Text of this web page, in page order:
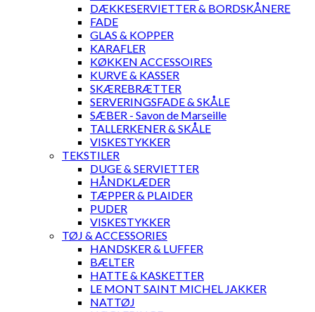
DÆKKESERVIETTER & BORDSKÅNERE
FADE
GLAS & KOPPER
KARAFLER
KØKKEN ACCESSOIRES
KURVE & KASSER
SKÆREBRÆTTER
SERVERINGSFADE & SKÅLE
SÆBER - Savon de Marseille
TALLERKENER & SKÅLE
VISKESTYKKER
TEKSTILER
DUGE & SERVIETTER
HÅNDKLÆDER
TÆPPER & PLAIDER
PUDER
VISKESTYKKER
TØJ & ACCESSORIES
HANDSKER & LUFFER
BÆLTER
HATTE & KASKETTER
LE MONT SAINT MICHEL JAKKER
NATTØJ